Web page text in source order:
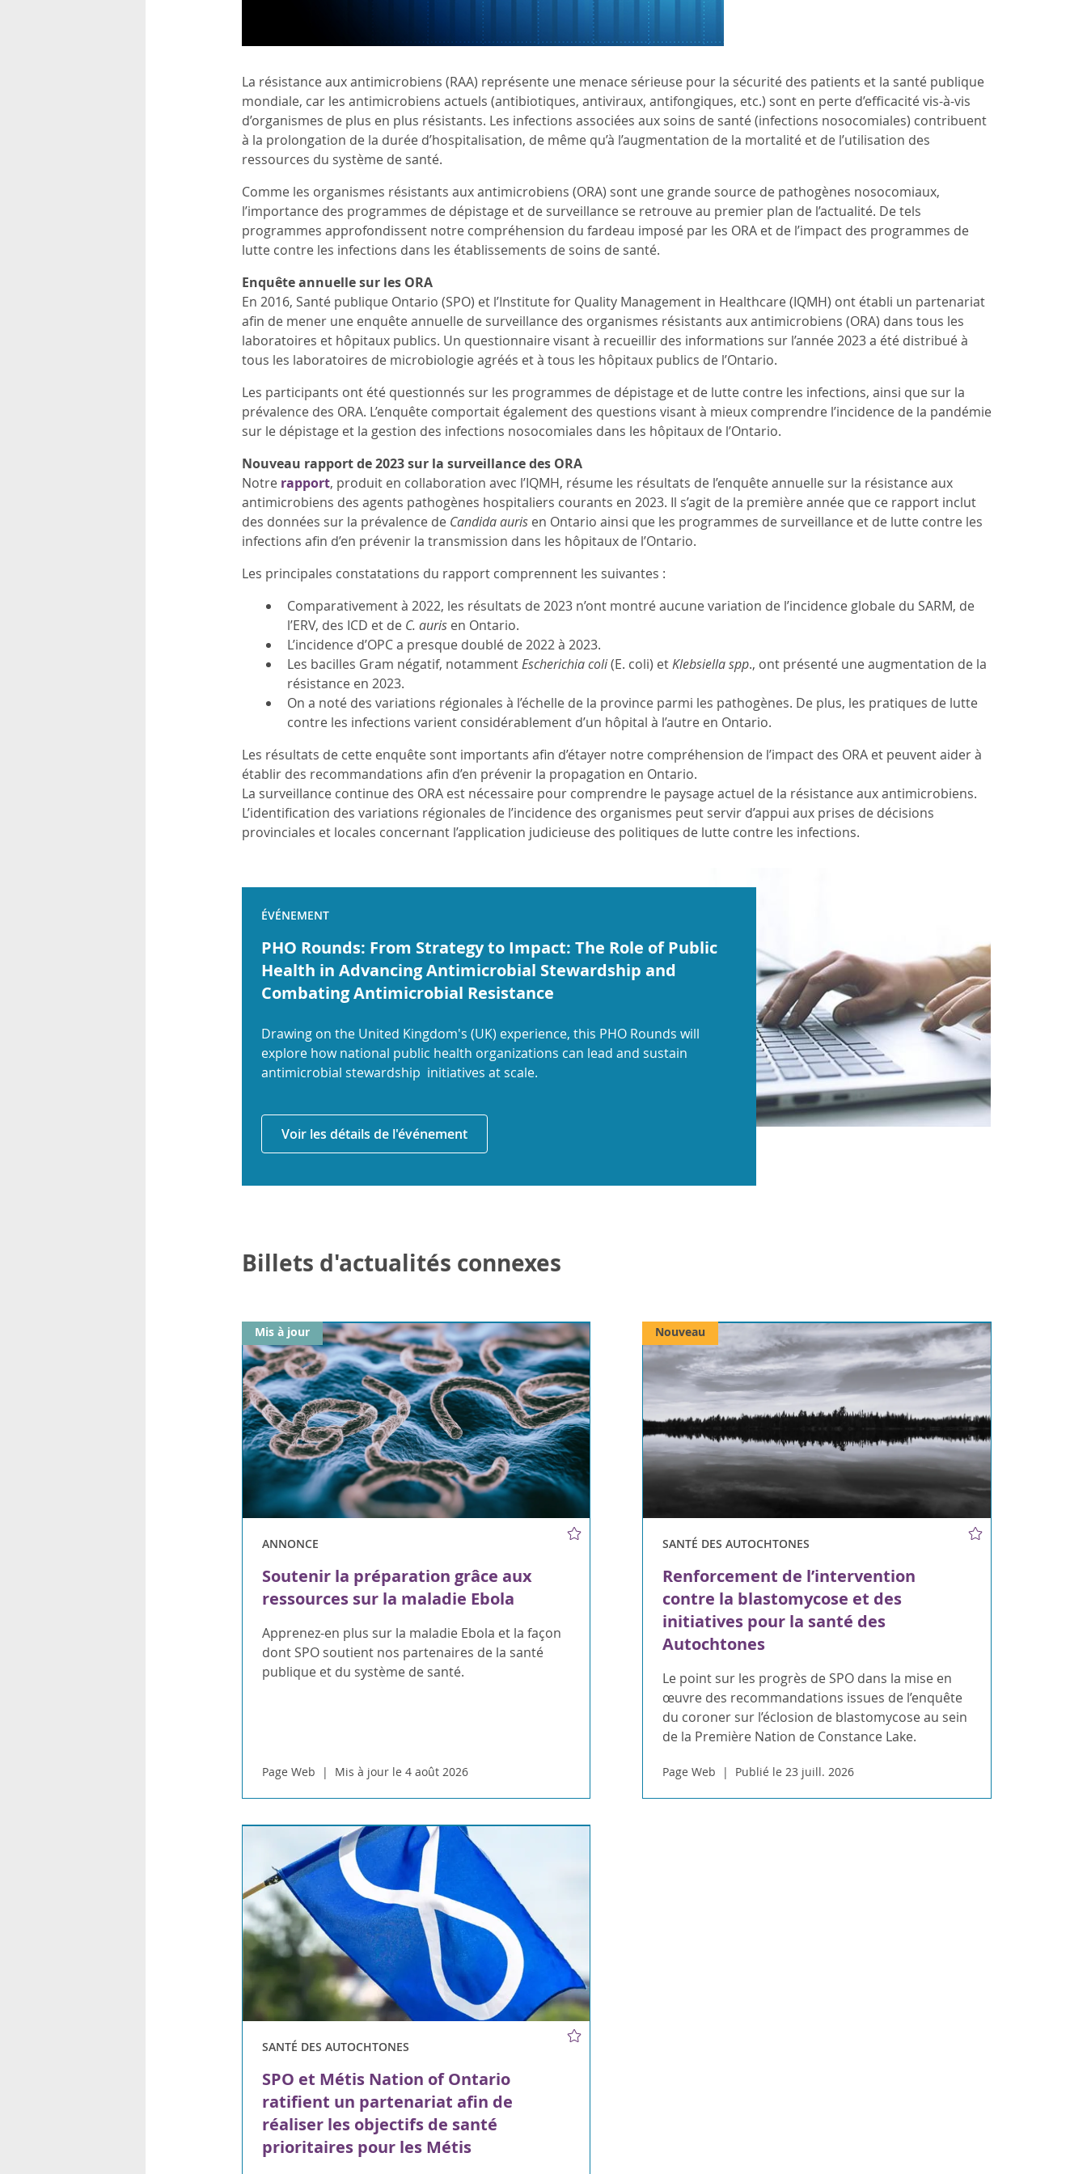
La résistance aux antimicrobiens (RAA) représente une menace sérieuse pour la sécurité des patients et la santé publique
mondiale, car les antimicrobiens actuels (antibiotiques, antiviraux, antifongiques, etc.) sont en perte d’efficacité vis-à-vis
d’organismes de plus en plus résistants. Les infections associées aux soins de santé (infections nosocomiales) contribuent
à la prolongation de la durée d’hospitalisation, de même qu’à l’augmentation de la mortalité et de l’utilisation des
ressources du système de santé.
Comme les organismes résistants aux antimicrobiens (ORA) sont une grande source de pathogènes nosocomiaux,
l’importance des programmes de dépistage et de surveillance se retrouve au premier plan de l’actualité. De tels
programmes approfondissent notre compréhension du fardeau imposé par les ORA et de l’impact des programmes de
lutte contre les infections dans les établissements de soins de santé.
Enquête annuelle sur les ORA
En 2016, Santé publique Ontario (SPO) et l’Institute for Quality Management in Healthcare (IQMH) ont établi un partenariat
afin de mener une enquête annuelle de surveillance des organismes résistants aux antimicrobiens (ORA) dans tous les
laboratoires et hôpitaux publics. Un questionnaire visant à recueillir des informations sur l’année 2023 a été distribué à
tous les laboratoires de microbiologie agréés et à tous les hôpitaux publics de l’Ontario.
Les participants ont été questionnés sur les programmes de dépistage et de lutte contre les infections, ainsi que sur la
prévalence des ORA. L’enquête comportait également des questions visant à mieux comprendre l’incidence de la pandémie
sur le dépistage et la gestion des infections nosocomiales dans les hôpitaux de l’Ontario.
Nouveau rapport de 2023 sur la surveillance des ORA
Notre rapport, produit en collaboration avec l’IQMH, résume les résultats de l’enquête annuelle sur la résistance aux
antimicrobiens des agents pathogènes hospitaliers courants en 2023. Il s’agit de la première année que ce rapport inclut
des données sur la prévalence de Candida aurisen Ontario ainsi que les programmes de surveillance et de lutte contre les
infections afin d’en prévenir la transmission dans les hôpitaux de l’Ontario.
Les principales constatations du rapport comprennent les suivantes :
Comparativement à 2022, les résultats de 2023 n’ont montré aucune variation de l’incidence globale du SARM, de
l’ERV, des ICD et deC. aurisen Ontario.
L’incidence d’OPC a presque doublé de 2022 à 2023.
Les bacilles Gram négatif, notammentEscherichia coli(E. coli) etKlebsiella spp., ont présenté une augmentation de la
résistance en 2023.
On a noté des variations régionales à l’échelle de la province parmi les pathogènes. De plus, les pratiques de lutte
contre les infections varient considérablement d’un hôpital à l’autre en Ontario.
Les résultats de cette enquête sont importants afin d’étayer notre compréhension de l’impact des ORA et peuvent aider à
établir des recommandations afin d’en prévenir la propagation en Ontario.
La surveillance continue des ORA est nécessaire pour comprendre le paysage actuel de la résistance aux antimicrobiens.
L’identification des variations régionales de l’incidence des organismes peut servir d’appui aux prises de décisions
provinciales et locales concernant l’application judicieuse des politiques de lutte contre les infections.
ÉVÉNEMENT
PHO Rounds: From Strategy to Impact: The Role of Public
Health in Advancing Antimicrobial Stewardship and
Combating Antimicrobial Resistance
Drawing on the United Kingdom's (UK) experience, this PHO Rounds will
explore how national public health organizations can lead and sustain
antimicrobial stewardship initiatives at scale.
Voir les détails de l'événement
Billets d'actualités connexes
ANNONCE
Soutenir la préparation grâce aux
ressources sur la maladie Ebola
Apprenez-en plus sur la maladie Ebola et la façon
dont SPO soutient nos partenaires de la santé
publique et du système de santé.
Page Web Mis à jour le 4 août 2026
Mis à jour
SANTÉ DES AUTOCHTONES
Renforcement de l’intervention
contre la blastomycose et des
initiatives pour la santé des
Autochtones
Le point sur les progrès de SPO dans la mise en
œuvre des recommandations issues de l’enquête
du coroner sur l’éclosion de blastomycose au sein
de la Première Nation de Constance Lake.
Page Web Publié le 23 juill. 2026
Nouveau
SANTÉ DES AUTOCHTONES
SPO et Métis Nation of Ontario
ratifient un partenariat afin de
réaliser les objectifs de santé
prioritaires pour les Métis